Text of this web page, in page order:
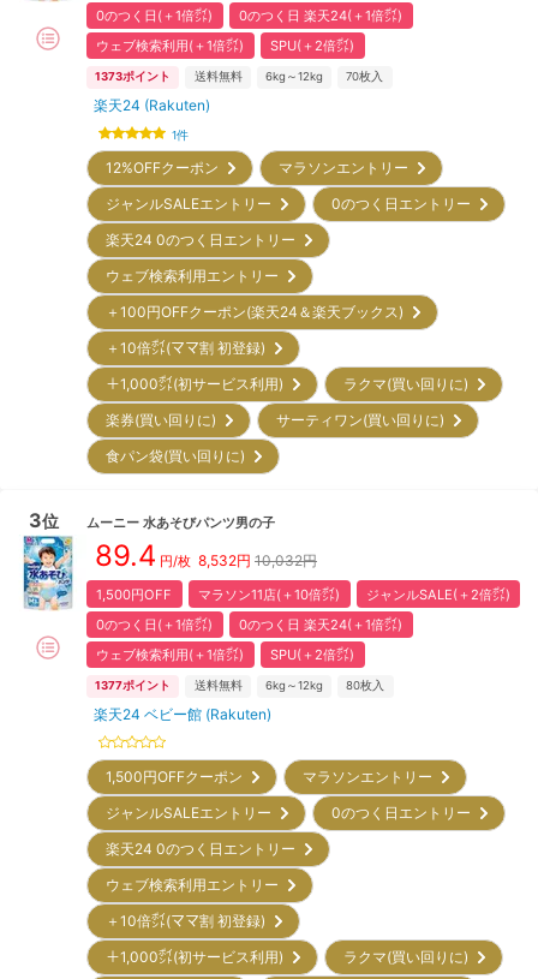
0のつく日(＋1倍㌽)
0のつく日 楽天24(＋1倍㌽)
ウェブ検索利用(＋1倍㌽)
SPU(＋2倍㌽)
1373ポイント 送料無料 6kg～12kg 70枚入
楽天24 (Rakuten)
1件
12%OFFクーポン
マラソンエントリー
ジャンルSALEエントリー
0のつく日エントリー
楽天24 0のつく日エントリー
ウェブ検索利用エントリー
＋100円OFFクーポン(楽天24＆楽天ブックス)
＋10倍㌽(ママ割 初登録)
＋1,000㌽(初サービス利用)
ラクマ(買い回りに)
楽券(買い回りに)
サーティワン(買い回りに)
食パン袋(買い回りに)
3位 ムーニー 水あそびパンツ男の子
89.4 円/枚 8,532円 10,032円
1,500円OFF マラソン11店(＋10倍㌽)
ジャンルSALE(＋2倍㌽)
0のつく日(＋1倍㌽)
0のつく日 楽天24(＋1倍㌽)
ウェブ検索利用(＋1倍㌽)
SPU(＋2倍㌽)
1377ポイント 送料無料 6kg～12kg 80枚入
楽天24 ベビー館 (Rakuten)
1,500円OFFクーポン
マラソンエントリー
ジャンルSALEエントリー
0のつく日エントリー
楽天24 0のつく日エントリー
ウェブ検索利用エントリー
＋10倍㌽(ママ割 初登録)
＋1,000㌽(初サービス利用)
ラクマ(買い回りに)